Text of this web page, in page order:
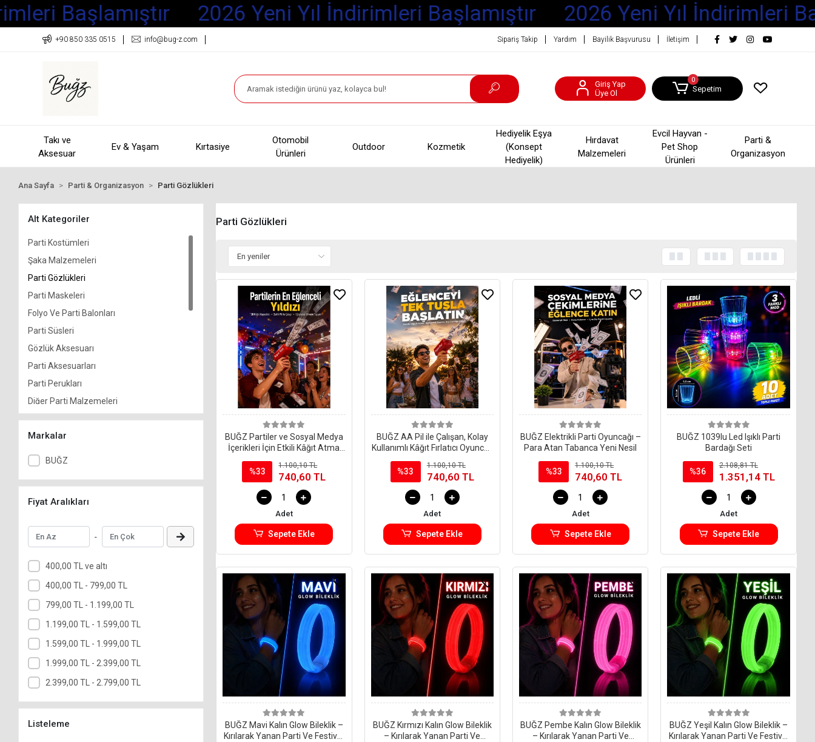
Başlamıştır 2026 Yeni Yıl İndirimleri Başlamıştır 2026 Yeni Yıl İndirimleri
+90 850 335 0515 info@bug-z.com Sipariş Takip Yardım Bayilik Başvurusu İletişim
Giriş Yap
Üye Ol
0
Sepetim
Takı ve
Aksesuar
Ev & Yaşam Kırtasiye
Otomobil
Ürünleri
Outdoor Kozmetik
Hediyelik Eşya
(Konsept
Hediyelik)
Hırdavat
Malzemeleri
Evcil Hayvan -
Pet Shop
Ürünleri
Parti &
Organizasyon
Ana Sayfa Parti & Organizasyon Parti Gözlükleri
Alt Kategoriler
Parti Kostümleri
Şaka Malzemeleri
Parti Gözlükleri
Parti Maskeleri
Folyo Ve Parti Balonları
Parti Süsleri
Gözlük Aksesuarı
Parti Aksesuarları
Parti Perukları
Diğer Parti Malzemeleri
Balon Standı
Yılbaşı Ürünleri
Parti Kostmleri
Parti Peruklar
aka Malzemeleri
Parti Gzlkleri
Folyo Ve Parti Balonlar
Gzlk Aksesuar
Parti Ssleri
Markalar
BUĞZ
Fiyat Aralıkları
-
400,00 TL ve altı
400,00 TL - 799,00 TL
799,00 TL - 1.199,00 TL
1.199,00 TL - 1.599,00 TL
1.599,00 TL - 1.999,00 TL
1.999,00 TL - 2.399,00 TL
2.399,00 TL - 2.799,00 TL
Listeleme
Parti Gözlükleri
BUĞZ Partiler ve Sosyal Medya
İçerikleri İçin Etkili Kâğıt Atma
Oyuncağı Yeni Nesil
%33
1.100,10 TL
740,60 TL
Adet
Sepete Ekle
BUĞZ AA Pil ile Çalışan, Kolay
Kullanımlı Kâğıt Fırlatıcı Oyuncak
Yeni Nesil
%33
1.100,10 TL
740,60 TL
Adet
Sepete Ekle
BUĞZ Elektrikli Parti Oyuncağı –
Para Atan Tabanca Yeni Nesil
%33
1.100,10 TL
740,60 TL
Adet
Sepete Ekle
BUĞZ 1039lu Led Işıklı Parti
Bardağı Seti
%36
2.108,81 TL
1.351,14 TL
Adet
Sepete Ekle
BUĞZ Mavi Kalın Glow Bileklik –
Kırılarak Yanan Parti Ve Festival
BUĞZ Kırmızı Kalın Glow Bileklik
– Kırılarak Yanan Parti Ve
BUĞZ Pembe Kalın Glow Bileklik
– Kırılarak Yanan Parti Ve
BUĞZ Yeşil Kalın Glow Bileklik –
Kırılarak Yanan Parti Ve Festival